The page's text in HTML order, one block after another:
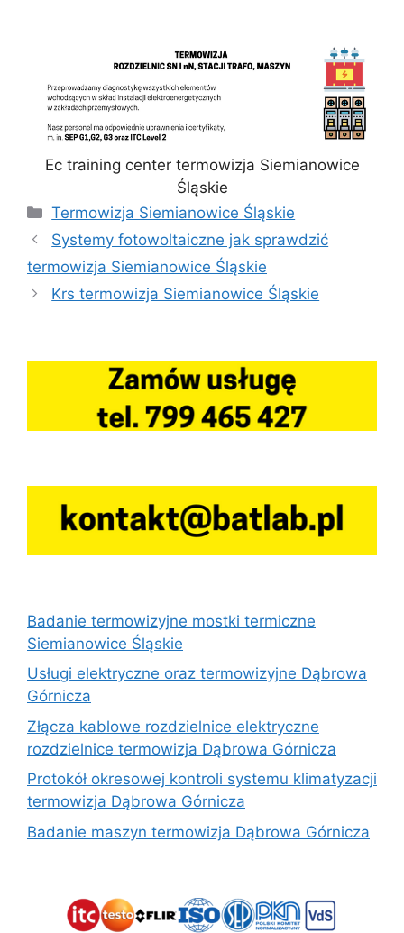
Ec training center termowizja Siemianowice
Śląskie
Kategorie
Termowizja Siemianowice Śląskie
Systemy fotowoltaiczne jak sprawdzić
termowizja Siemianowice Śląskie
Krs termowizja Siemianowice Śląskie
Badanie termowizyjne mostki termiczne
Siemianowice Śląskie
Usługi elektryczne oraz termowizyjne Dąbrowa
Górnicza
Złącza kablowe rozdzielnice elektryczne
rozdzielnice termowizja Dąbrowa Górnicza
Protokół okresowej kontroli systemu klimatyzacji
termowizja Dąbrowa Górnicza
Badanie maszyn termowizja Dąbrowa Górnicza